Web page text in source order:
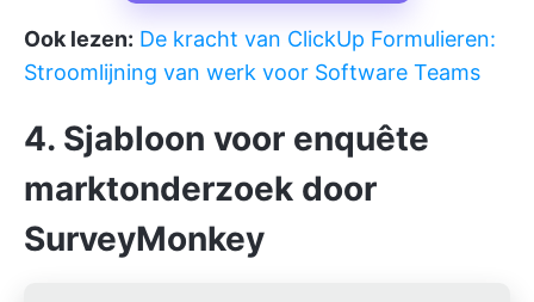
Ook lezen: De kracht van ClickUp Formulieren:
Stroomlijning van werk voor Software Teams
4. Sjabloon voor enquête
marktonderzoek door
SurveyMonkey